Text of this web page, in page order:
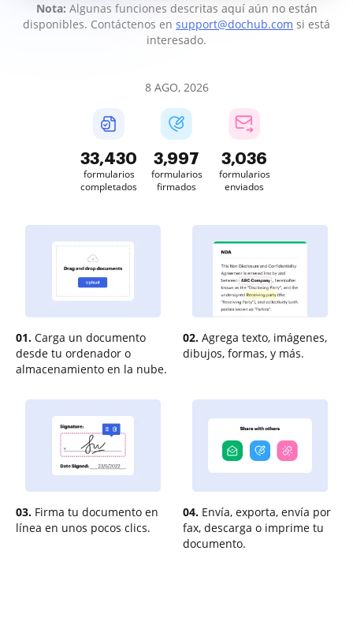
Nota: Algunas funciones descritas aquí aún no están
disponibles. Contáctenos en support@dochub.com si está
interesado.
8 AGO, 2026
33,430
formularios
completados
3,997
formularios
firmados
3,036
formularios
enviados
01. Carga un documento
desde tu ordenador o
almacenamiento en la nube.
02. Agrega texto, imágenes,
dibujos, formas, y más.
03. Firma tu documento en
línea en unos pocos clics.
04. Envía, exporta, envía por
fax, descarga o imprime tu
documento.